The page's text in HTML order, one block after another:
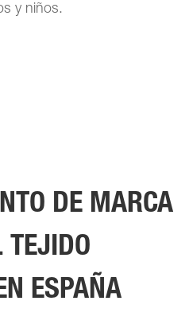
y niños.
DE MARCA
TEJIDO
ESPAÑA